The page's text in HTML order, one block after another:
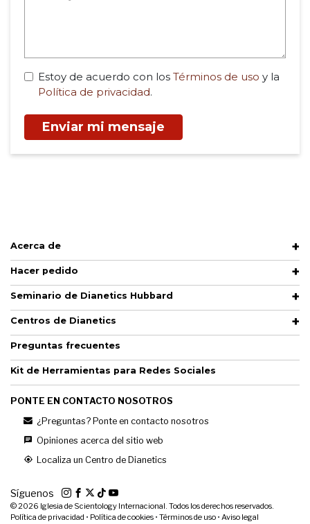
Estoy de acuerdo con los Términos de uso y la
Política de privacidad.
Enviar mi mensaje
Acerca de
Hacer pedido
Seminario de Dianetics Hubbard
Centros de Dianetics
Preguntas frecuentes
Kit de Herramientas para Redes Sociales
PONTE EN CONTACTO NOSOTROS
¿Preguntas? Ponte en contacto nosotros
Opiniones acerca del sitio web
Localiza un Centro de Dianetics
Síguenos
© 2026 Iglesia de Scientology Internacional. Todos los derechos reservados.
Política de privacidad • Política de cookies • Términos de uso • Aviso legal